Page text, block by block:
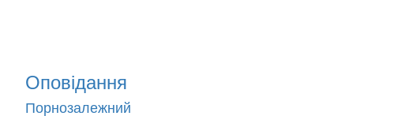
Оповідання
Порнозалежний